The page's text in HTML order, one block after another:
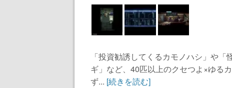
「投資勧誘してくるカモノハシ」や
ギ」など、40匹以上のクセつよ×ゆる
ず... [続きを読む]